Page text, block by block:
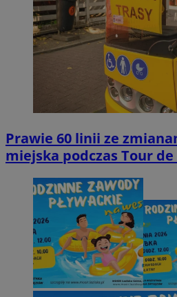
Prawie 60 linii ze
miejska podczas Tour de